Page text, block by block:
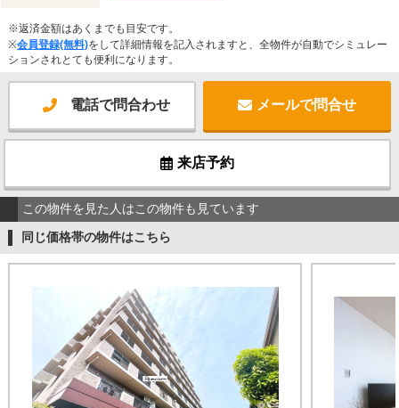
※返済金額はあくまでも目安です。
※会員登録(無料)をして詳細情報を記入されますと、全物件が自動でシミュレー
ションされとても便利になります。
電話で問合わせ メールで問合せ
来店予約
この物件を見た人はこの物件も見ています
同じ価格帯の物件はこちら